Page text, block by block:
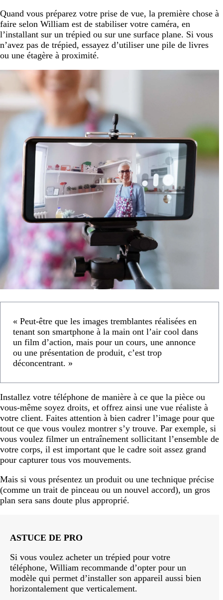
Quand vous préparez votre prise de vue, la première chose à
faire selon William est de stabiliser votre caméra, en
l’installant sur un trépied ou sur une surface plane. Si vous
n’avez pas de trépied, essayez d’utiliser une pile de livres
ou une étagère à proximité.
« Peut-être que les images tremblantes réalisées en
tenant son smartphone à la main ont l’air cool dans
un film d’action, mais pour un cours, une annonce
ou une présentation de produit, c’est trop
déconcentrant. »
Installez votre téléphone de manière à ce que la pièce ou
vous-même soyez droits, et offrez ainsi une vue réaliste à
votre client. Faites attention à bien cadrer l’image pour que
tout ce que vous voulez montrer s’y trouve. Par exemple, si
vous voulez filmer un entraînement sollicitant l’ensemble de
votre corps, il est important que le cadre soit assez grand
pour capturer tous vos mouvements.
Mais si vous présentez un produit ou une technique précise
(comme un trait de pinceau ou un nouvel accord), un gros
plan sera sans doute plus approprié.
ASTUCE DE PRO
Si vous voulez acheter un trépied pour votre
téléphone, William recommande d’opter pour un
modèle qui permet d’installer son appareil aussi bien
horizontalement que verticalement.